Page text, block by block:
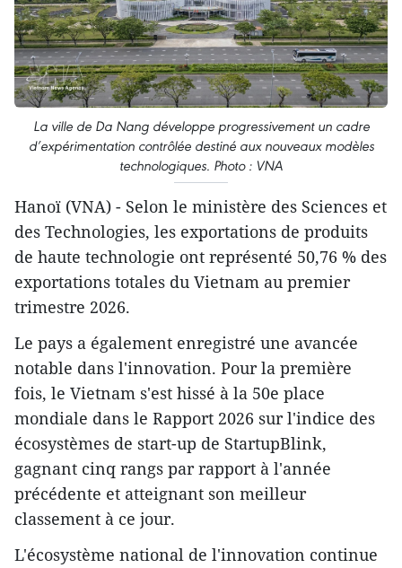
La ville de Da Nang développe progressivement un cadre
d’expérimentation contrôlée destiné aux nouveaux modèles
technologiques. Photo : VNA
Hanoï (VNA) - Selon le ministère des Sciences et
des Technologies, les exportations de produits
de haute technologie ont représenté 50,76 % des
exportations totales du Vietnam au premier
trimestre 2026.
Le pays a également enregistré une avancée
notable dans l'innovation. Pour la première
fois, le Vietnam s'est hissé à la 50e place
mondiale dans le Rapport 2026 sur l'indice des
écosystèmes de start-up de StartupBlink,
gagnant cinq rangs par rapport à l'année
précédente et atteignant son meilleur
classement à ce jour.
L'écosystème national de l'innovation continue